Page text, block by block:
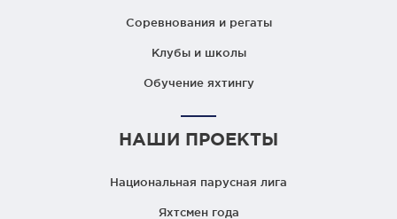
Соревнования и регаты
Клубы и школы
Обучение яхтингу
НАШИ ПРОЕКТЫ
Национальная парусная лига
Яхтсмен года